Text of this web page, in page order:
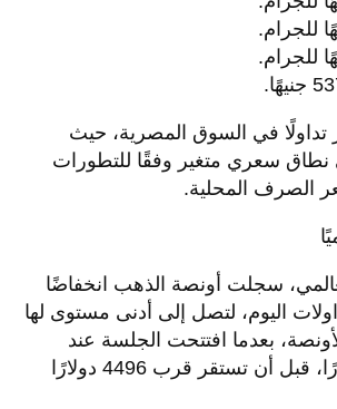
21 الأكثر تداولًا في السوق المصرية، حيث
سعري متغير وفقًا للتطورات
الصرف المحلية.
سجلت أونصة الذهب انخفاضًا
تداولات اليوم، لتصل إلى أدنى مستوى لها
للأونصة، بعدما افتتحت الجلسة عند
مستوى 4520 دولارًا، قبل أن تستقر قرب 4496 دولارًا